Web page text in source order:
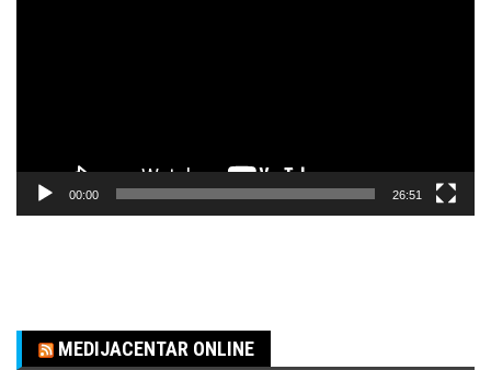
00:00 26:51
MEDIJACENTAR ONLINE